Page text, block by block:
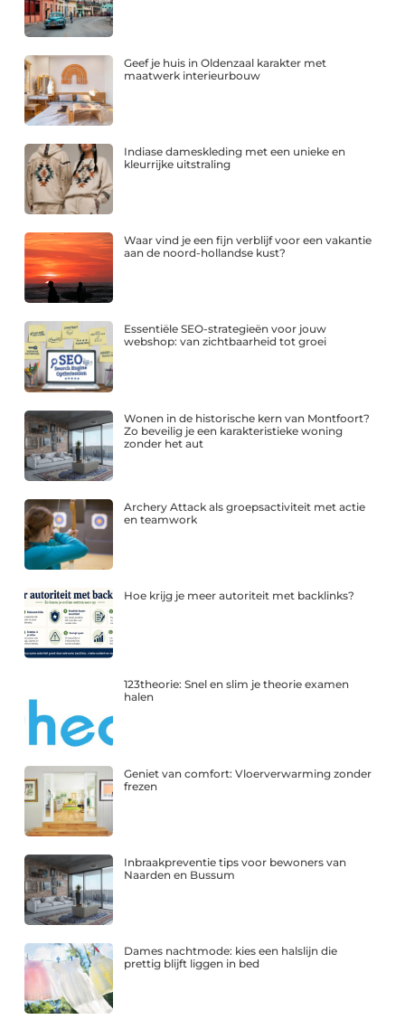
Geef je huis in Oldenzaal karakter met
maatwerk interieurbouw
Indiase dameskleding met een unieke en
kleurrijke uitstraling
Waar vind je een fijn verblijf voor een vakantie
aan de noord-hollandse kust?
Essentiële SEO-strategieën voor jouw
webshop: van zichtbaarheid tot groei
Wonen in de historische kern van Montfoort?
Zo beveilig je een karakteristieke woning
zonder het aut
Archery Attack als groepsactiviteit met actie
en teamwork
Hoe krijg je meer autoriteit met backlinks?
123theorie: Snel en slim je theorie examen
halen
Geniet van comfort: Vloerverwarming zonder
frezen
Inbraakpreventie tips voor bewoners van
Naarden en Bussum
Dames nachtmode: kies een halslijn die
prettig blijft liggen in bed